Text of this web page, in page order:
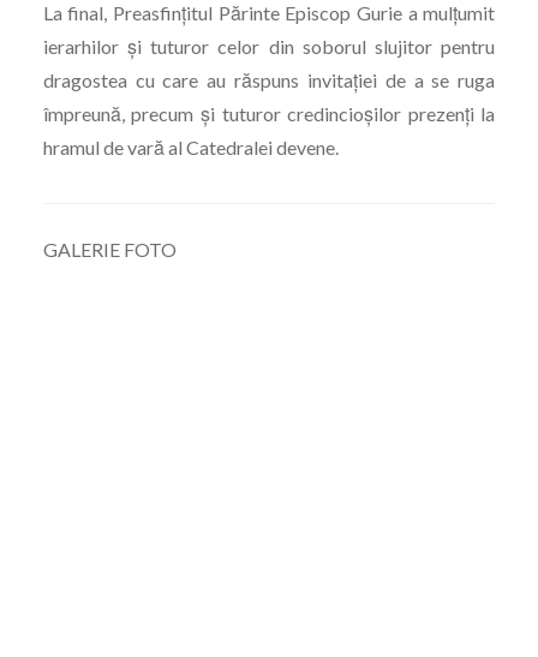
La final, Preasfințitul Părinte Episcop Gurie a mulțumit
ierarhilor și tuturor celor din soborul slujitor pentru
dragostea cu care au răspuns invitației de a se ruga
împreună, precum și tuturor credincioșilor prezenți la
hramul de vară al Catedralei devene.
GALERIE FOTO